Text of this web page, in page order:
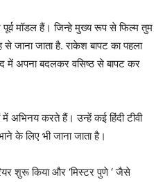
मॉडल हैं। जिन्हे मुख्य रूप से फिल्म तुम
जाना जाता है. राकेश बापट का पहला
में अपना बदलकर वसिष्ठ से बापट कर
अभिनय करते हैं। उन्हें कई हिंदी टीवी
के लिए भी जाना जाता है।
शुरू किया और ‘मिस्टर पुणे ‘ जैसे